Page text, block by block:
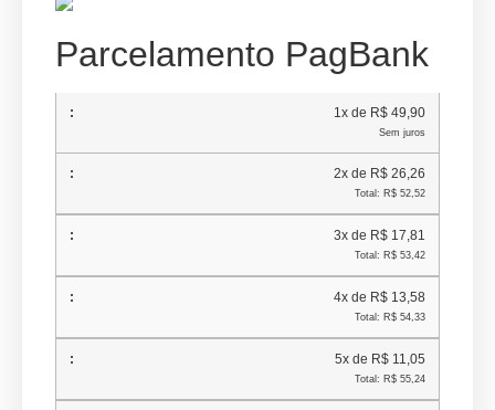
Parcelamento PagBank
1x de R$ 49,90
Sem juros
2x de R$ 26,26
Total: R$ 52,52
3x de R$ 17,81
Total: R$ 53,42
4x de R$ 13,58
Total: R$ 54,33
5x de R$ 11,05
Total: R$ 55,24